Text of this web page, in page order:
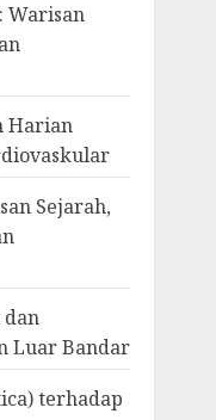
Warisan
Harian
Sejarah,
dan
Luar Bandar
terhadap